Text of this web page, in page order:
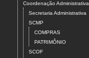
Coordenação Administrativa
Secretaria Administrativa
SCMP
COMPRAS
PATRIMÔNIO
SCOF